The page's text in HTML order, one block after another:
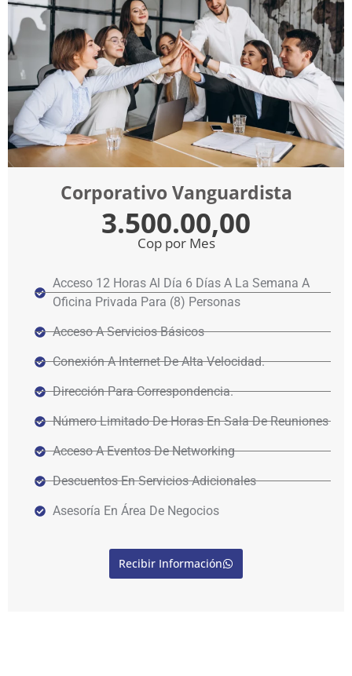
Corporativo Vanguardista
3.500.00,00
Cop por Mes
Acceso 12 Horas Al Día 6 Días A La Semana A
Oficina Privada Para (8) Personas
Acceso A Servicios Básicos
Conexión A Internet De Alta Velocidad.
Dirección Para Correspondencia.
Número Limitado De Horas En Sala De Reuniones
Acceso A Eventos De Networking
Descuentos En Servicios Adicionales
Asesoría En Área De Negocios
Recibir Información